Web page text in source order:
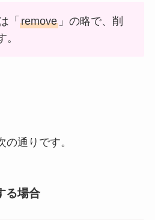
「remove 」の略で、削
。
通りです。
る場合